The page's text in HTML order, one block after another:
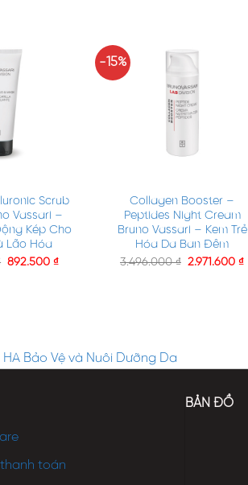
Scrub
Vassari –
Kép Cho
Lão Hóa
892.500₫
-15%
Collagen Booster –
Peptides Night Cream
Bruno Vassari – Kem Trẻ
Hóa Da Ban Đêm
3.496.000₫ 2.971.600₫
Bảo Vệ và Nuôi Dưỡng Da
toán
BẢN ĐỒ